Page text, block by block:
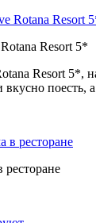
Resort 5*
Resort 5*,
поесть,
ресторане